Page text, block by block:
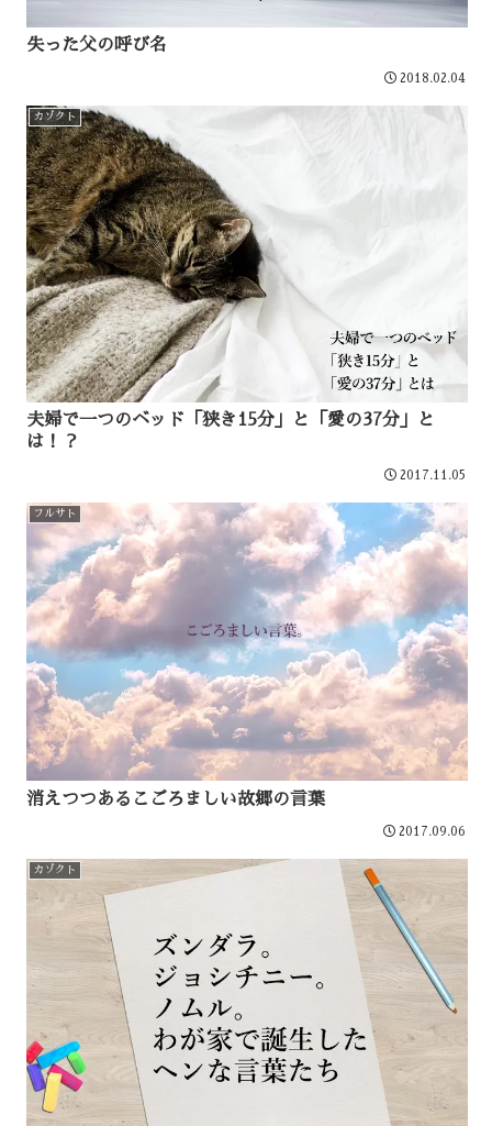
失った父の呼び名
2018.02.04
カゾクト
夫婦で一つのベッド「狭き15分」と「愛の37分」と
は！？
2017.11.05
フルサト
消えつつあるこごろましい故郷の言葉
2017.09.06
カゾクト